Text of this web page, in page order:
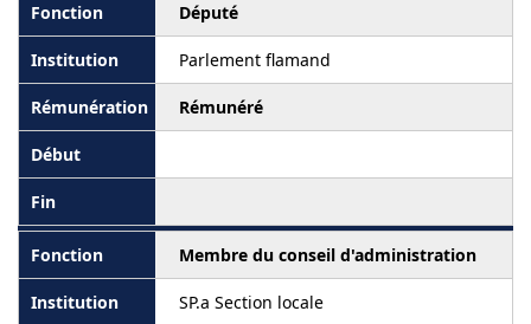
Député
Parlement flamand
Rémunéré
Membre du conseil d'administration
SP.a Section locale